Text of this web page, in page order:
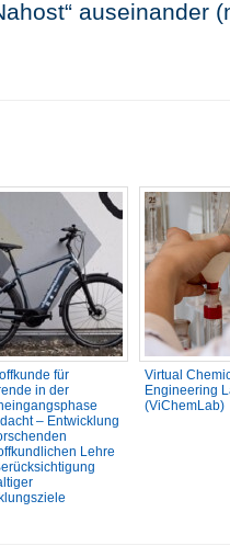
auseinander
für
in der
– Entwicklung
Lehre
Virtual
Engineering
(ViChemLab)